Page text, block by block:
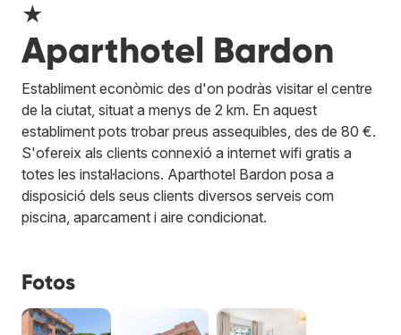
★
Aparthotel Bardon
Establiment econòmic des d'on podràs visitar el centre
de la ciutat, situat a menys de 2 km. En aquest
establiment pots trobar preus assequibles, des de 80 €.
S'ofereix als clients connexió a internet wifi gratis a
totes les instal·lacions. Aparthotel Bardon posa a
disposició dels seus clients diversos serveis com
piscina, aparcament i aire condicionat.
Fotos